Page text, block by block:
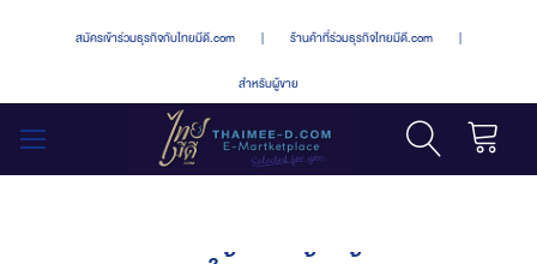
สมัครเข้าร่วมธุรกิจกับไทยมีดี.com | ร้านค้าที่ร่วมธุรกิจไทยมีดี.com |
สำหรับผู้ขาย